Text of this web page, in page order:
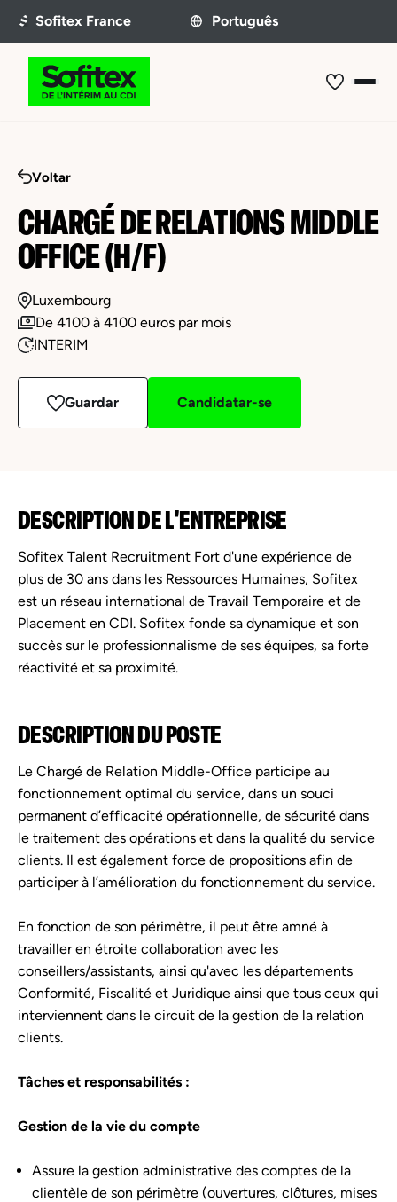
Voltar
CHARGÉ DE RELATIONS MIDDLE
OFFICE (H/F)
Luxembourg
De 4100 à 4100 euros par mois
INTERIM
Guardar Candidatar-se
DESCRIPTION DE L'ENTREPRISE
Sofitex Talent Recruitment Fort d'une expérience de
plus de 30 ans dans les Ressources Humaines, Sofitex
est un réseau international de Travail Temporaire et de
Placement en CDI. Sofitex fonde sa dynamique et son
succès sur le professionnalisme de ses équipes, sa forte
réactivité et sa proximité.
DESCRIPTION DU POSTE
Le Chargé de Relation Middle-Office participe au
fonctionnement optimal du service, dans un souci
permanent d’efficacité opérationnelle, de sécurité dans
le traitement des opérations et dans la qualité du service
clients. Il est également force de propositions afin de
participer à l’amélioration du fonctionnement du service.
En fonction de son périmètre, il peut être amné à
travailler en étroite collaboration avec les
conseillers/assistants, ainsi qu'avec les départements
Conformité, Fiscalité et Juridique ainsi que tous ceux qui
interviennent dans le circuit de la gestion de la relation
clients.
Tâches et responsabilités :
Gestion de la vie du compte
Assure la gestion administrative des comptes de la
clientèle de son périmètre (ouvertures, clôtures, mises